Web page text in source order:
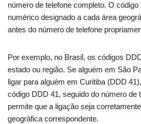
número de telefone completo. O
numérico designado a cada área
antes do número de telefone
Por exemplo, no Brasil, os códigos
estado ou região. Se alguém em São
ligar para alguém em Curitiba (DDD
código DDD 41, seguido do número de
permite que a ligação seja
geográfica correspondente.